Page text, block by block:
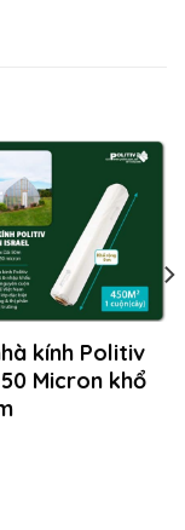
kính Politiv
Micron khổ